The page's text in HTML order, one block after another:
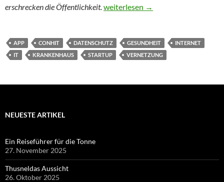
erschrecken die Öffentlichkeit.Die neue Macht der Patienten
weiterlesen →
APP CONHIT DATENSCHUTZ GESUNDHEIT
INTERNET
IT
KRANKENHAUS STARTUP VERNETZUNG
NEUESTE ARTIKEL
Ein Reiseführer für die Tonne
27. November 2025
Thusneldas Aussicht
26. Oktober 2025